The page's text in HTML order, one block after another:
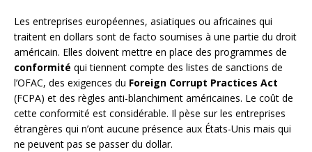
Les entreprises européennes, asiatiques ou africaines qui
traitent en dollars sont de facto soumises à une partie du droit
américain. Elles doivent mettre en place des programmes de
conformité qui tiennent compte des listes de sanctions de
l’OFAC, des exigences du Foreign Corrupt Practices Act
(FCPA) et des règles anti-blanchiment américaines. Le coût de
cette conformité est considérable. Il pèse sur les entreprises
étrangères qui n’ont aucune présence aux États-Unis mais qui
ne peuvent pas se passer du dollar.